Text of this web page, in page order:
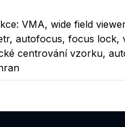
VMA, wide field
autofocus, focus lock,
centrování vzorku,